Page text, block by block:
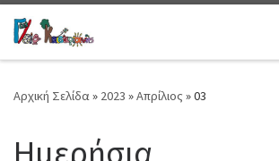
Μετάβαση στο περιεχόμενο
Αρχική Σελίδα» 2023 »Απρίλιος »03
Ημερήσια